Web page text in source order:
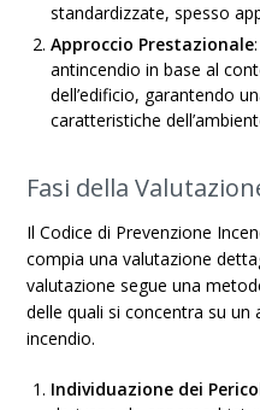
standardizzate, spesso
Approccio Prestazionale
antincendio in base al
dell’edificio, garantendo
caratteristiche
Fasi della
Il Codice di Prevenzione
compia una valutazione
valutazione segue una
delle quali si concentra su
incendio.
Individuazione dei